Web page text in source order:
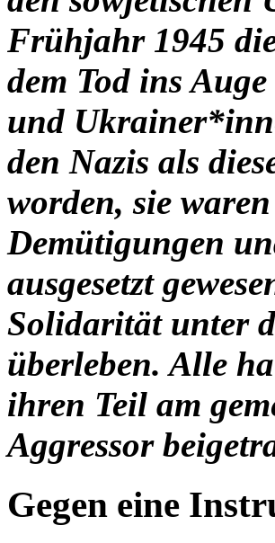
Frühjahr 1945
dem Tod ins
und
den Nazis als
worden, sie
Demütigungen
ausgesetzt
Solidarität unter
überleben. Alle
ihren Teil am
Aggressor
Gegen eine